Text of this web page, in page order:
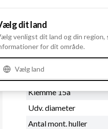
Fysiske oplysninger
Klemme 50
Spolebolt diameter
B+
Klemme 15a
Udv. diameter
Antal mont. huller
dit land
venligst dit land og din region,
for dit område.
Vælg land